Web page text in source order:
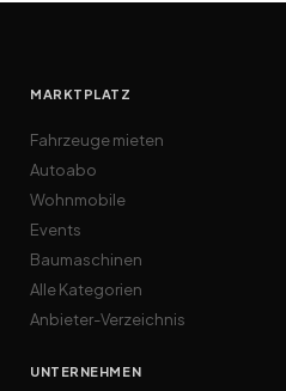
MARKTPLATZ
Fahrzeuge mieten
Autoabo
Wohnmobile
Events
Baumaschinen
Alle Kategorien
Anbieter-Verzeichnis
UNTERNEHMEN